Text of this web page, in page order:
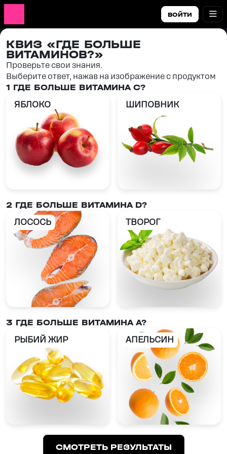
ВОЙТИ
КВИЗ «ГДЕ БОЛЬШЕ
ВИТАМИНОВ?»
Проверьте свои знания.
Выберите ответ, нажав на изображение с продуктом
1 ГДЕ БОЛЬШЕ ВИТАМИНА С?
ЯБЛОКО
ШИПОВНИК
2 ГДЕ БОЛЬШЕ ВИТАМИНА D?
ЛОСОСЬ
ТВОРОГ
3 ГДЕ БОЛЬШЕ ВИТАМИНА A?
РЫБИЙ ЖИР
АПЕЛЬСИН
СМОТРЕТЬ РЕЗУЛЬТАТЫ